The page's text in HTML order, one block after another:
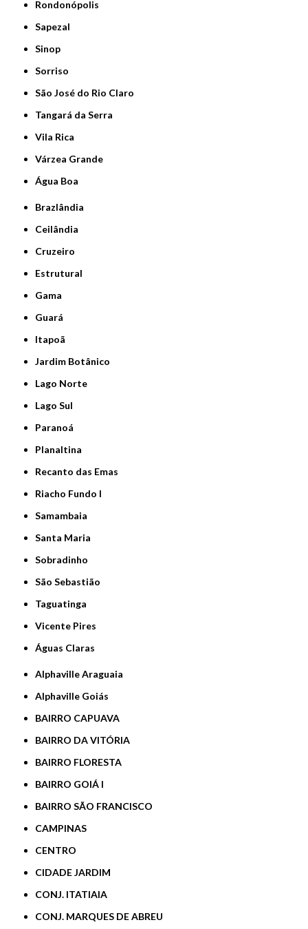
Rondonópolis
Sapezal
Sinop
Sorriso
São José do Rio Claro
Tangará da Serra
Vila Rica
Várzea Grande
Água Boa
Brazlândia
Ceilândia
Cruzeiro
Estrutural
Gama
Guará
Itapoã
Jardim Botânico
Lago Norte
Lago Sul
Paranoá
Planaltina
Recanto das Emas
Riacho Fundo I
Samambaia
Santa Maria
Sobradinho
São Sebastião
Taguatinga
Vicente Pires
Águas Claras
Alphaville Araguaia
Alphaville Goiás
BAIRRO CAPUAVA
BAIRRO DA VITÓRIA
BAIRRO FLORESTA
BAIRRO GOIÁ I
BAIRRO SÃO FRANCISCO
CAMPINAS
CENTRO
CIDADE JARDIM
CONJ. ITATIAIA
CONJ. MARQUES DE ABREU